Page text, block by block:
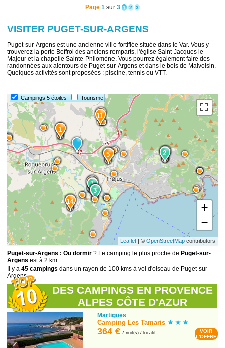
Page 1 sur 3 1 2 3
VISITER PUGET-SUR-ARGENS
Puget-sur-Argens est une ancienne ville fortifiée située dans le Var. Vous y
trouverez la porte Beffroi des anciens remparts, l'église Saint-Jacques le
Majeur et la chapelle Sainte-Philomène. Vous pourrez également faire des
randonnées aux alentours de Puget-sur-Argens et dans le bois de Malvoisin.
Quelques activités sont proposées : piscine, tennis ou VTT.
Campings 5 étoiles Tourisme
15
14
13
12
11
10 9
8
7
6
5
4
3
2
1
3
2
1
+
−
Leaflet| © OpenStreetMapcontributors
Puget-sur-Argens : Ou dormir ? Le camping le plus proche de Puget-sur-
Argens est à 2 km.
Il y a45 campings dans un rayon de 100 kms à vol d'oiseau de Puget-sur-
Argens.
DES CAMPINGS EN PROVENCE
ALPES CÔTE D'AZUR
Martigues
Camping Les Tamaris
364 € 7 nuit(s) / locatif
VOIR
L'OFFRE